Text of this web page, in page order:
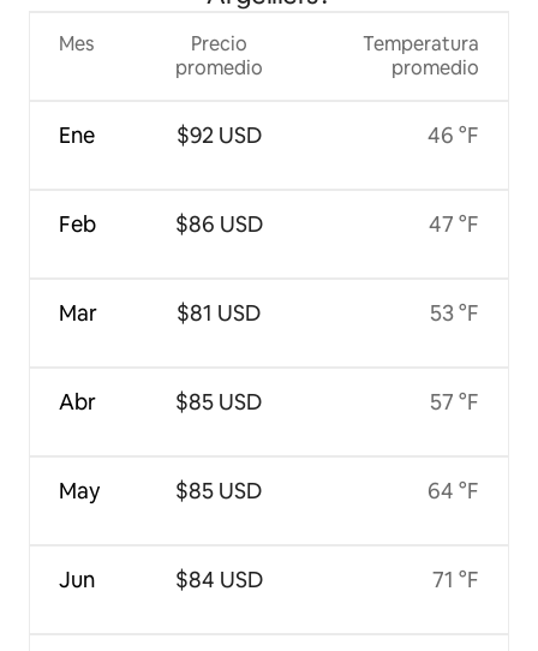
Mes
Ene
Feb
Mar
Abr
May
Jun
Precio
promedio
$92 USD
$86 USD
$81 USD
$85 USD
$85 USD
$84 USD
Temperatura
promedio
46 °F
47 °F
53 °F
57 °F
64 °F
71 °F